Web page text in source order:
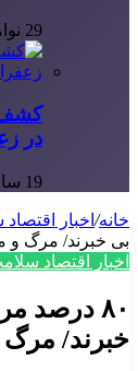
29 نوامبر 2024
کشف
در
19 ساعت پیش
خانه/ اخبار
بی خبرند/ مرگ و میر ۳ هزار نفر
اخبار اقتصاد
۸۰ درصد
خبرند/ مرگ و میر ۳